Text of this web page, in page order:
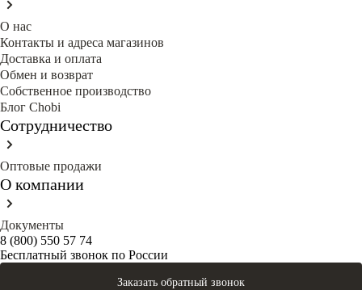
О нас
Контакты и адреса магазинов
Доставка и оплата
Обмен и возврат
Собственное производство
Блог Сhobi
Сотрудничество
Оптовые продажи
О компании
Документы
8 (800) 550 57 74
Бесплатный звонок по России
Заказать обратный звонок